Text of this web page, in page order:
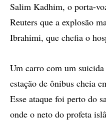
Salim Kadhim, o porta-
Reuters que a explosão
Ibrahimi, que chefia o
Um carro com um
estação de ônibus cheia
Esse ataque foi perto do
onde o neto do profeta